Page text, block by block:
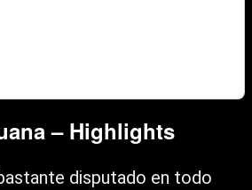
– Highlights
disputado en todo